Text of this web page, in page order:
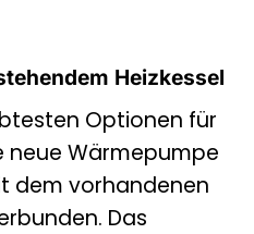
Heizkessel
Optionen für
neue Wärmepumpe
dem vorhandenen
Das